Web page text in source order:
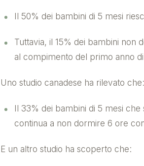
Il 50% dei bambini di 5 mesi
Tuttavia, il 15% dei bambini
al compimento del primo anno
Uno studio canadese ha rilevato che:
Il 33% dei bambini di 5 mesi
continua a non dormire 6 ore
E un altro studio ha scoperto che: